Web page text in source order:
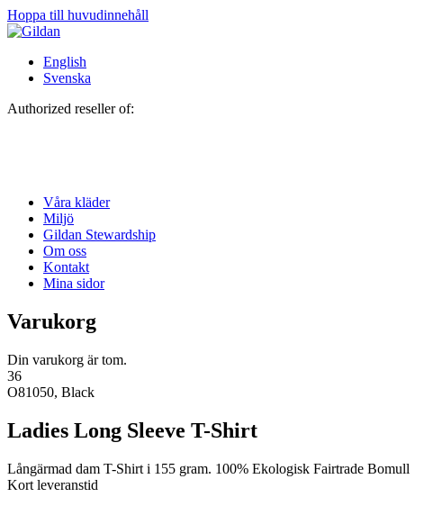
Hoppa till huvudinnehåll
English
Svenska
Authorized reseller of:
Våra kläder
Miljö
Gildan Stewardship
Om oss
Kontakt
Mina sidor
Varukorg
Din varukorg är tom.
36
O81050, Black
Ladies Long Sleeve T-Shirt
Långärmad dam T-Shirt i 155 gram. 100% Ekologisk Fairtrade Bomull
Kort leveranstid